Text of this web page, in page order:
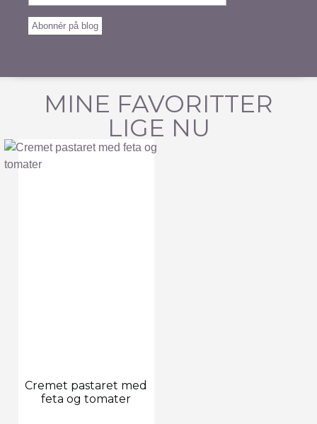
Abonnér på blog
MINE FAVORITTER
LIGE NU
Cremet pastaret med
feta og tomater